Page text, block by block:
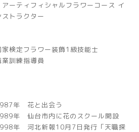
ーティフィシャルフラワーコース イ
ストラクター
家検定フラワー装飾1級技能士
業訓練指導員
年 花と出会う
年 仙台市内に花のスクール開設
年 河北新報10月7日発行「天職探